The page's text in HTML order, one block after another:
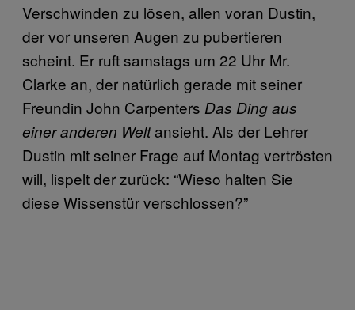
Verschwinden zu lösen, allen voran Dustin,
der vor unseren Augen zu pubertieren
scheint. Er ruft samstags um 22 Uhr Mr.
Clarke an, der natürlich gerade mit seiner
Freundin John Carpenters Das Ding aus
einer anderen Weltansieht. Als der Lehrer
Dustin mit seiner Frage auf Montag vertrösten
will, lispelt der zurück: “Wieso halten Sie
diese Wissenstür verschlossen?”